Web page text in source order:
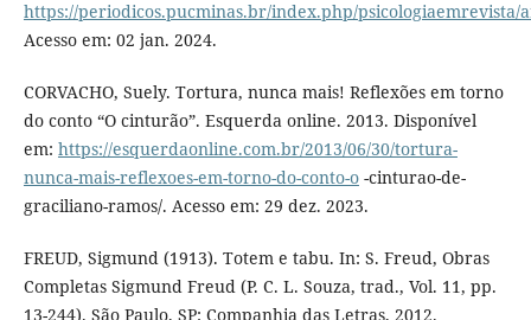
https://periodicos.pucminas.br/index.php/psicologiaemrevista/
Acesso em: 02 jan. 2024.
CORVACHO, Suely. Tortura, nunca mais! Reflexões em torno
do conto “O cinturão”. Esquerda online. 2013. Disponível
em: https://esquerdaonline.com.br/2013/06/30/tortura-
nunca-mais-reflexoes-em-torno-do-conto-o-cinturao-de-
graciliano-ramos/. Acesso em: 29 dez. 2023.
FREUD, Sigmund (1913). Totem e tabu. In: S. Freud, Obras
Completas Sigmund Freud (P. C. L. Souza, trad., Vol. 11, pp.
13-244). São Paulo, SP: Companhia das Letras, 2012.